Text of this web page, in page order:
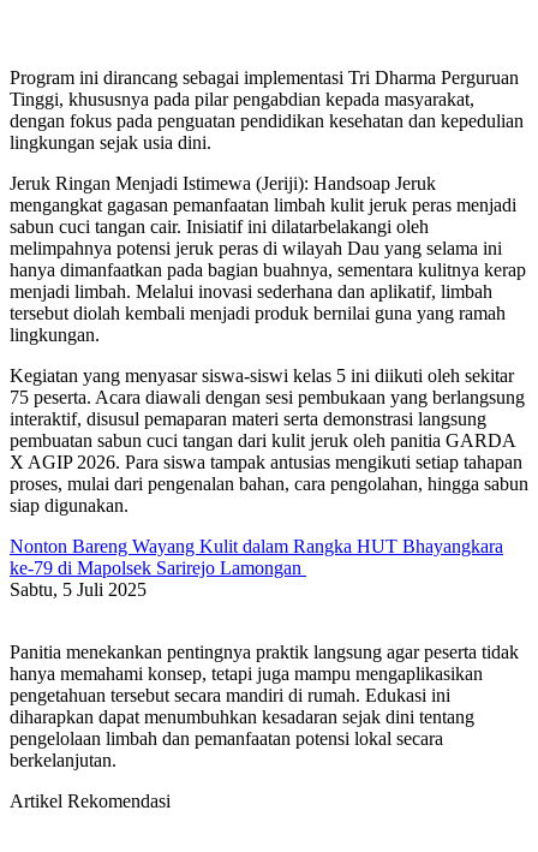
Program ini dirancang sebagai implementasi Tri Dharma Perguruan
Tinggi, khususnya pada pilar pengabdian kepada masyarakat,
dengan fokus pada penguatan pendidikan kesehatan dan kepedulian
lingkungan sejak usia dini.
Jeruk Ringan Menjadi Istimewa (Jeriji): Handsoap Jeruk
mengangkat gagasan pemanfaatan limbah kulit jeruk peras menjadi
sabun cuci tangan cair. Inisiatif ini dilatarbelakangi oleh
melimpahnya potensi jeruk peras di wilayah Dau yang selama ini
hanya dimanfaatkan pada bagian buahnya, sementara kulitnya kerap
menjadi limbah. Melalui inovasi sederhana dan aplikatif, limbah
tersebut diolah kembali menjadi produk bernilai guna yang ramah
lingkungan.
Kegiatan yang menyasar siswa-siswi kelas 5 ini diikuti oleh sekitar
75 peserta. Acara diawali dengan sesi pembukaan yang berlangsung
interaktif, disusul pemaparan materi serta demonstrasi langsung
pembuatan sabun cuci tangan dari kulit jeruk oleh panitia GARDA
X AGIP 2026. Para siswa tampak antusias mengikuti setiap tahapan
proses, mulai dari pengenalan bahan, cara pengolahan, hingga sabun
siap digunakan.
Nonton Bareng Wayang Kulit dalam Rangka HUT Bhayangkara
ke-79 di Mapolsek Sarirejo Lamongan
Sabtu, 5 Juli 2025
Panitia menekankan pentingnya praktik langsung agar peserta tidak
hanya memahami konsep, tetapi juga mampu mengaplikasikan
pengetahuan tersebut secara mandiri di rumah. Edukasi ini
diharapkan dapat menumbuhkan kesadaran sejak dini tentang
pengelolaan limbah dan pemanfaatan potensi lokal secara
berkelanjutan.
Artikel Rekomendasi